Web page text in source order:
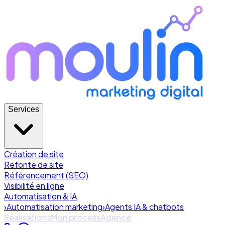
Services
Création de site
Refonte de site
Référencement (SEO)
Visibilité en ligne
Automatisation & IA
›Automatisation marketing›Agents IA & chatbots
RéalisationsMon processAgence